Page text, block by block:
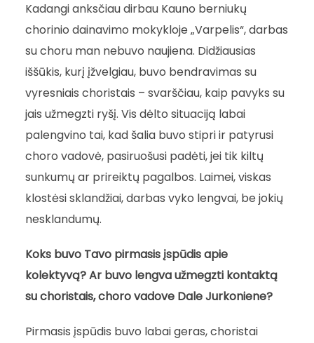
Kadangi anksčiau dirbau Kauno berniukų
chorinio dainavimo mokykloje „Varpelis“, darbas
su choru man nebuvo naujiena. Didžiausias
iššūkis, kurį įžvelgiau, buvo bendravimas su
vyresniais choristais – svarščiau, kaip pavyks su
jais užmegzti ryšį. Vis dėlto situaciją labai
palengvino tai, kad šalia buvo stipri ir patyrusi
choro vadovė, pasiruošusi padėti, jei tik kiltų
sunkumų ar prireiktų pagalbos. Laimei, viskas
klostėsi sklandžiai, darbas vyko lengvai, be jokių
nesklandumų.
Koks buvo Tavo pirmasis įspūdis apie
kolektyvą? Ar buvo lengva užmegzti kontaktą
su choristais, choro vadove Dale Jurkoniene?
Pirmasis įspūdis buvo labai geras, choristai